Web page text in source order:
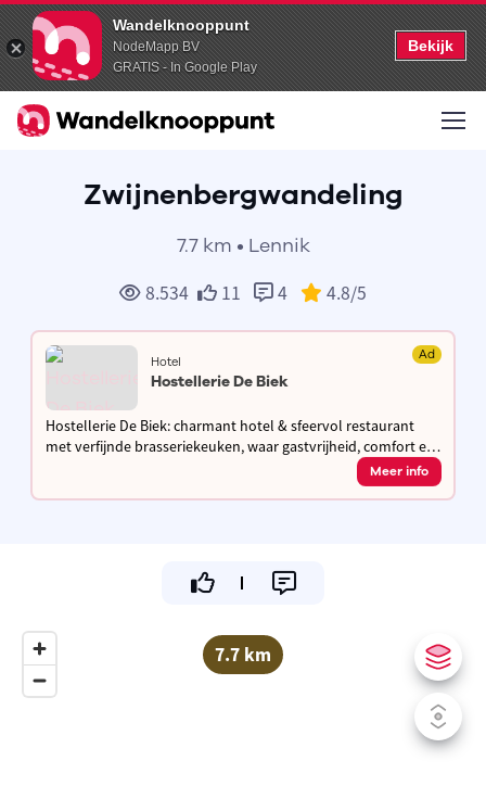
Wandelknooppunt
NodeMapp BV
GRATIS - In Google Play
Bekijk
Zwijnenbergwandeling
7.7 km • Lennik
8.534 11 4 4.8/5
Hotel Ad
Hostellerie De Biek
Hostellerie De Biek: charmant hotel & sfeervol restaurant
met verfijnde brasseriekeuken, waar gastvrijheid, comfort en
pure smaken samenkomen voor een warme en culinaire
Meer info
7.7 km